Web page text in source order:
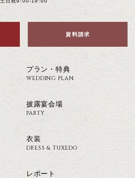
資料請求
プラン・特典
WEDDING PLAN
披露宴会場
PARTY
衣装
DRESS & TUXEDO
レポート